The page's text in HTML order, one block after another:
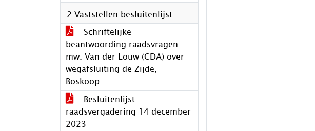
2 Vaststellen besluitenlijst
Schriftelijke
beantwoording raadsvragen
mw. Van der Louw (CDA) over
wegafsluiting de Zijde,
Boskoop
Besluitenlijst
raadsvergadering 14 december
2023